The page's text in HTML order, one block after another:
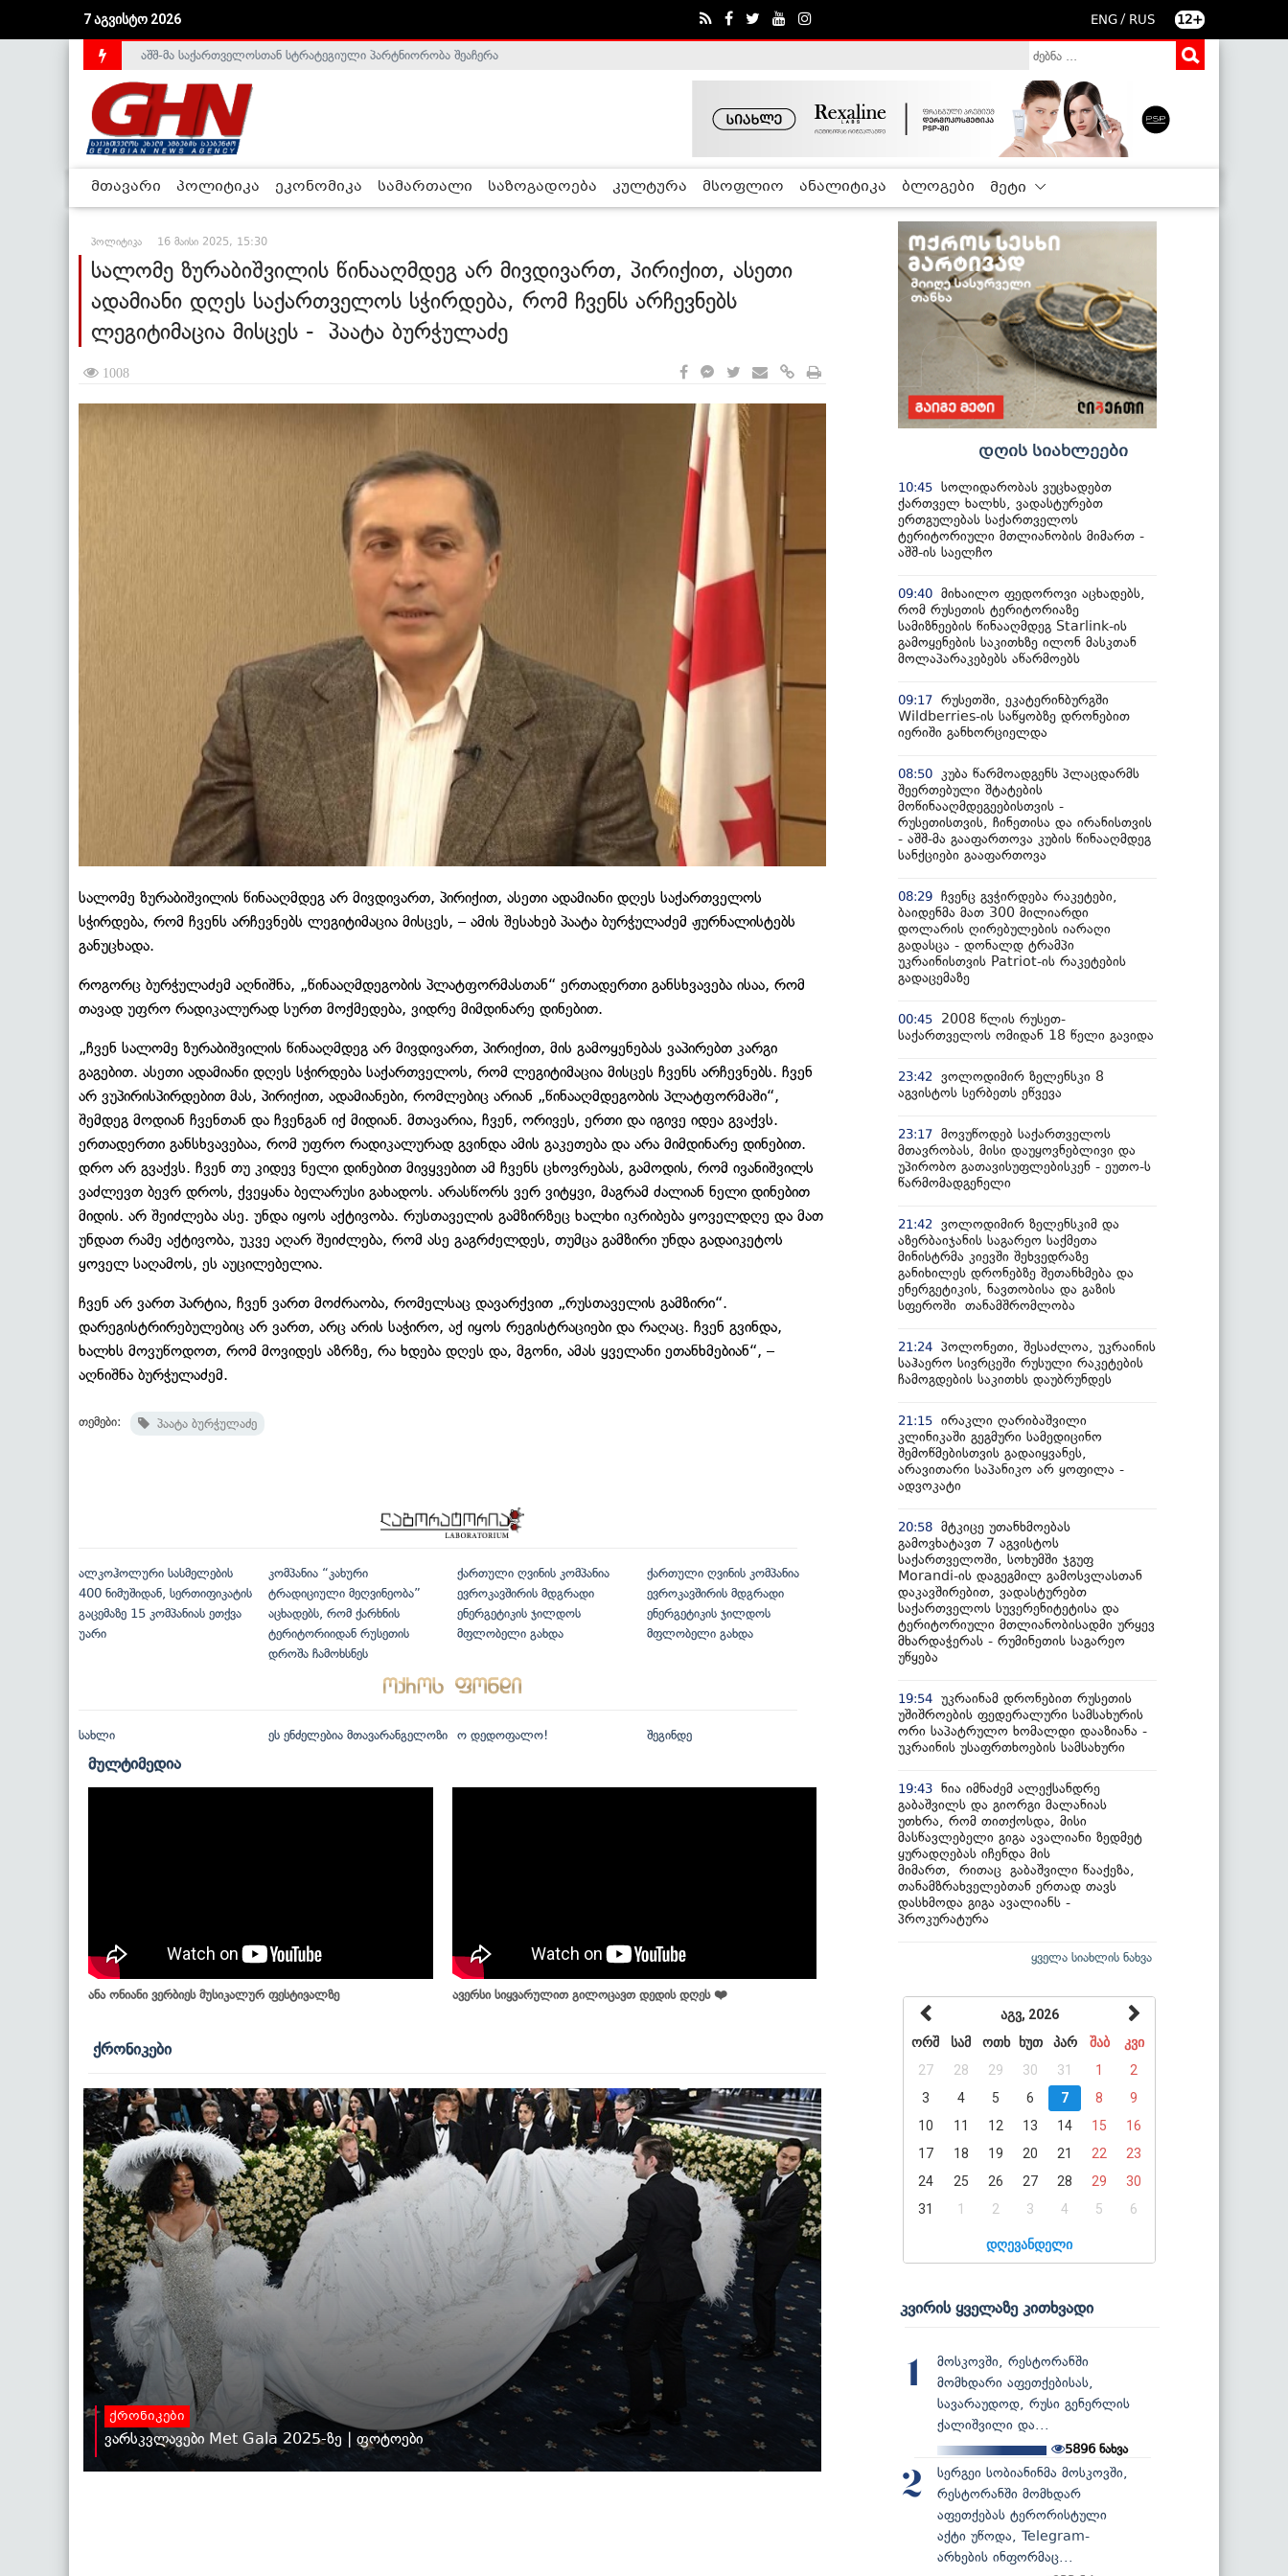
7 აგვისტო 2026 ENG / RUS 12+
საქართველოს დე-ფაქტო მთავრობა არალეგიტიმურია - ჰელსინკის კომისია
აშშ-მა საქართველოსთან სტრატეგიული პარტნიორობა შეაჩერა
მთავარი პოლიტიკა ეკონომიკა სამართალი საზოგადოება კულტურა მსოფლიო ანალიტიკა ბლოგები მეტი
პოლიტიკა 16 მაისი 2025, 15:30
სალომე ზურაბიშვილის წინააღმდეგ არ მივდივართ, პირიქით, ასეთი
ადამიანი დღეს საქართველოს სჭირდება, რომ ჩვენს არჩევნებს
ლეგიტიმაცია მისცეს - პაატა ბურჭულაძე
1008
სალომე ზურაბიშვილის წინააღმდეგ არ მივდივართ, პირიქით, ასეთი ადამიანი დღეს საქართველოს
სჭირდება, რომ ჩვენს არჩევნებს ლეგიტიმაცია მისცეს, – ამის შესახებ პაატა ბურჭულაძემ ჟურნალისტებს
განუცხადა.
როგორც ბურჭულაძემ აღნიშნა, „წინააღმდეგობის პლატფორმასთან“ ერთადერთი განსხვავება ისაა, რომ
თავად უფრო რადიკალურად სურთ მოქმედება, ვიდრე მიმდინარე დინებით.
„ჩვენ სალომე ზურაბიშვილის წინააღმდეგ არ მივდივართ, პირიქით, მის გამოყენებას ვაპირებთ კარგი
გაგებით. ასეთი ადამიანი დღეს სჭირდება საქართველოს, რომ ლეგიტიმაცია მისცეს ჩვენს არჩევნებს. ჩვენ
არ ვუპირისპირდებით მას, პირიქით, ადამიანები, რომლებიც არიან „წინააღმდეგობის პლატფორმაში“,
შემდეგ მოდიან ჩვენთან და ჩვენგან იქ მიდიან. მთავარია, ჩვენ, ორივეს, ერთი და იგივე იდეა გვაქვს.
ერთადერთი განსხვავებაა, რომ უფრო რადიკალურად გვინდა ამის გაკეთება და არა მიმდინარე დინებით.
დრო არ გვაქვს. ჩვენ თუ კიდევ ნელი დინებით მივყვებით ამ ჩვენს ცხოვრებას, გამოდის, რომ ივანიშვილს
ვაძლევთ ბევრ დროს, ქვეყანა ბელარუსი გახადოს. არასწორს ვერ ვიტყვი, მაგრამ ძალიან ნელი დინებით
მიდის. არ შეიძლება ასე. უნდა იყოს აქტივობა. რუსთაველის გამზირზეც ხალხი იკრიბება ყოველდღე და მათ
უნდათ რამე აქტივობა, უკვე აღარ შეიძლება, რომ ასე გაგრძელდეს, თუმცა გამზირი უნდა გადაიკეტოს
ყოველ საღამოს, ეს აუცილებელია.
ჩვენ არ ვართ პარტია, ჩვენ ვართ მოძრაობა, რომელსაც დავარქვით „რუსთაველის გამზირი“.
დარეგისტრირებულებიც არ ვართ, არც არის საჭირო, აქ იყოს რეგისტრაციები და რაღაც. ჩვენ გვინდა,
ხალხს მოვუწოდოთ, რომ მოვიდეს აზრზე, რა ხდება დღეს და, მგონი, ამას ყველანი ეთანხმებიან“, –
აღნიშნა ბურჭულაძემ.
თემები: პაატა ბურჭულაძე
ალკოჰოლური სასმელების
400 ნიმუშიდან, სერთიფიკატის
გაცემაზე 15 კომპანიას ეთქვა
უარი
კომპანია “კახური
ტრადიციული მეღვინეობა”
აცხადებს, რომ ქარხნის
ტერიტორიიდან რუსეთის
დროშა ჩამოხსნეს
ქართული ღვინის კომპანია
ევროკავშირის მდგრადი
ენერგეტიკის ჯილდოს
მფლობელი გახდა
ქართული ღვინის კომპანია
ევროკავშირის მდგრადი
ენერგეტიკის ჯილდოს
მფლობელი გახდა
სახლი ეს ენძელებია მთავარანგელოზი ო დედოფალო! შეგინდე
მულტიმედია
ანა ონიანი ვერბიეს მუსიკალურ ფესტივალზე ავერსი სიყვარულით გილოცავთ დედის დღეს ❤️
ქრონიკები
ქრონიკები
ვარსკვლავები Met Gala 2025-ზე | ფოტოები
დღის სიახლეები
10:45 სოლიდარობას ვუცხადებთ
ქართველ ხალხს, ვადასტურებთ
ერთგულებას საქართველოს
ტერიტორიული მთლიანობის მიმართ -
აშშ-ის საელჩო
09:40 მიხაილო ფედოროვი აცხადებს,
რომ რუსეთის ტერიტორიაზე
სამიზნეების წინააღმდეგ Starlink-ის
გამოყენების საკითხზე ილონ მასკთან
მოლაპარაკებებს აწარმოებს
09:17 რუსეთში, ეკატერინბურგში
Wildberries-ის საწყობზე დრონებით
იერიში განხორციელდა
08:50 კუბა წარმოადგენს პლაცდარმს
შეერთებული შტატების
მოწინააღმდეგეებისთვის -
რუსეთისთვის, ჩინეთისა და ირანისთვის
- აშშ-მა გააფართოვა კუბის წინააღმდეგ
სანქციები გააფართოვა
08:29 ჩვენც გვჭირდება რაკეტები,
ბაიდენმა მათ 300 მილიარდი
დოლარის ღირებულების იარაღი
გადასცა - დონალდ ტრამპი
უკრაინისთვის Patriot-ის რაკეტების
გადაცემაზე
00:45
2008 წლის რუსეთ-
საქართველოს ომიდან 18 წელი გავიდა
23:42
ვოლოდიმირ ზელენსკი 8
აგვისტოს სერბეთს ეწვევა
23:17 მოვუწოდებ საქართველოს
მთავრობას, მისი დაუყოვნებლივი და
უპირობო გათავისუფლებისკენ - ეუთო-ს
წარმომადგენელი
21:42
ვოლოდიმირ ზელენსკიმ და
აზერბაიჯანის საგარეო საქმეთა
მინისტრმა კიევში შეხვედრაზე
განიხილეს დრონებზე შეთანხმება და
ენერგეტიკის, ნავთობისა და გაზის
სფეროში თანამშრომლობა
21:24 პოლონეთი, შესაძლოა, უკრაინის
საჰაერო სივრცეში რუსული რაკეტების
ჩამოგდების საკითხს დაუბრუნდეს
21:15 ირაკლი ღარიბაშვილი
კლინიკაში გეგმური სამედიცინო
შემოწმებისთვის გადაიყვანეს,
არავითარი საპანიკო არ ყოფილა -
ადვოკატი
20:58 მტკიცე უთანხმოებას
გამოვხატავთ 7 აგვისტოს
საქართველოში, სოხუმში ჯგუფ
Morandi-ის დაგეგმილ გამოსვლასთან
დაკავშირებით, ვადასტურებთ
საქართველოს სუვერენიტეტისა და
ტერიტორიული მთლიანობისადმი ურყევ
მხარდაჭერას - რუმინეთის საგარეო
უწყება
19:54 უკრაინამ დრონებით რუსეთის
უშიშროების ფედერალური სამსახურის
ორი საპატრულო ხომალდი დააზიანა -
უკრაინის უსაფრთხოების სამსახური
19:43 ნია იმნაძემ ალექსანდრე
გაბაშვილს და გიორგი მალანიას
უთხრა, რომ თითქოსდა, მისი
მასწავლებელი გიგა ავალიანი ზედმეტ
ყურადღებას იჩენდა მის
მიმართ, რითაც გაბაშვილი წააქეზა,
თანამზრახველებთან ერთად თავს
დასხმოდა გიგა ავალიანს -
პროკურატურა
ყველა სიახლის ნახვა
აგვ, 2026
ორშ
სამ ოთხ ხუთ პარ შაბ
კვი
27
28 29 30 31 1
2
3
4 5 6 7 8
9
10
11 12 13 14 15
16
17
18 19 20 21 22
23
24
25 26 27 28 29
30
31
1 2 3 4 5 6
დღევანდელი
კვირის ყველაზე კითხვადი
1
მოსკოვში, რესტორანში
მომხდარი აფეთქებისას,
სავარაუდოდ, რუსი გენერლის
ქალიშვილი და...
5896ნახვა
2
სერგეი სობიანინმა მოსკოვში,
რესტორანში მომხდარ
აფეთქებას ტერორისტული
აქტი უწოდა, Telegram-
არხების ინფორმაც...